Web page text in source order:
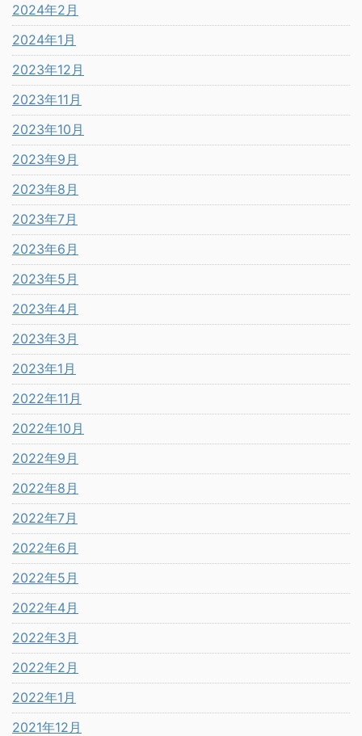
2024年2月
2024年1月
2023年12月
2023年11月
2023年10月
2023年9月
2023年8月
2023年7月
2023年6月
2023年5月
2023年4月
2023年3月
2023年1月
2022年11月
2022年10月
2022年9月
2022年8月
2022年7月
2022年6月
2022年5月
2022年4月
2022年3月
2022年2月
2022年1月
2021年12月